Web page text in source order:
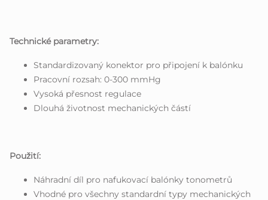
Technické parametry:
Standardizovaný konektor pro připojení k balónku
Pracovní rozsah: 0-300 mmHg
Vysoká přesnost regulace
Dlouhá životnost mechanických částí
Použití:
Náhradní díl pro nafukovací balónky tonometrů
Vhodné pro všechny standardní typy mechanických